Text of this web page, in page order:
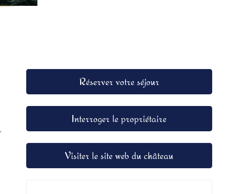
Réserver votre séjour
Interroger le propriétaire
Visiter le site web du château